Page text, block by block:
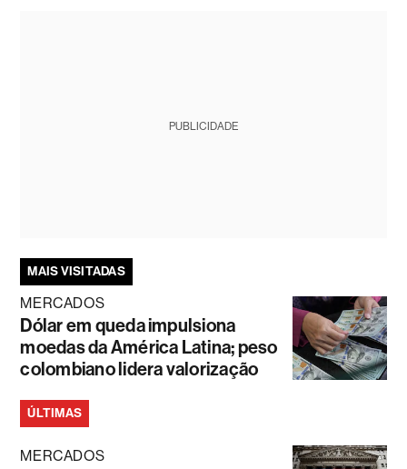
PUBLICIDADE
MAIS VISITADAS
MERCADOS
Dólar em queda impulsiona
moedas da América Latina; peso
colombiano lidera valorização
ÚLTIMAS
MERCADOS